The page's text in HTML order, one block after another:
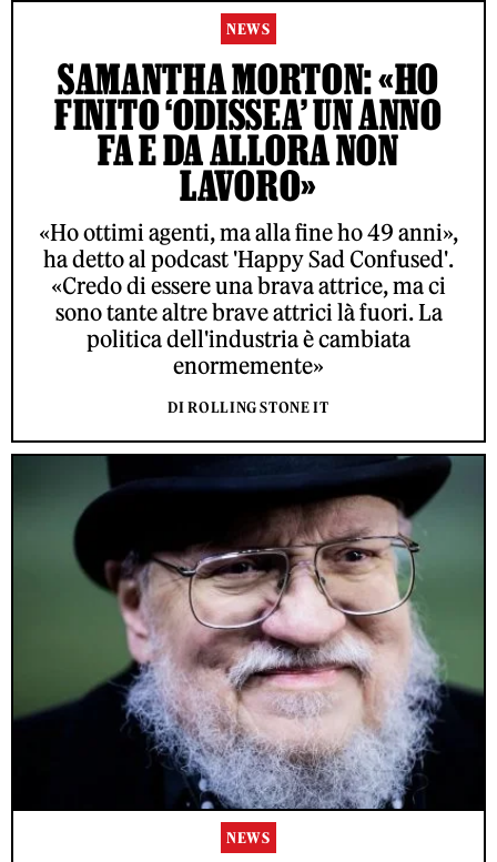
NEWS
SAMANTHA MORTON: «HO
FINITO ‘ODISSEA’ UN ANNO
FA E DA ALLORA NON
LAVORO»
«Ho ottimi agenti, ma alla fine ho 49 anni»,
ha detto al podcast 'Happy Sad Confused'.
«Credo di essere una brava attrice, ma ci
sono tante altre brave attrici là fuori. La
politica dell'industria è cambiata
enormemente»
DI ROLLING STONE IT
NEWS